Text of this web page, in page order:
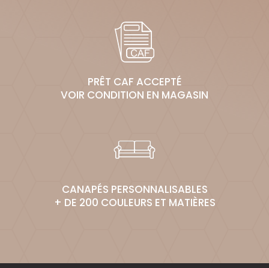
PRÊT CAF ACCEPTÉ
VOIR CONDITION EN MAGASIN
CANAPÉS PERSONNALISABLES
+ DE 200 COULEURS ET MATIÈRES